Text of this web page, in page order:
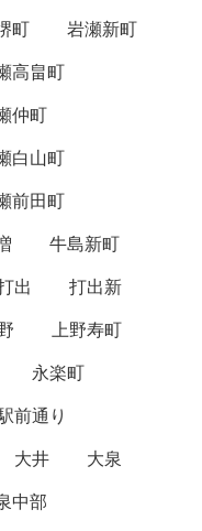
町
岩瀬新町
高畠町
仲町
白山町
前田町
牛島新町
出
打出新
上野寿町
永楽町
前通り
大井
大泉
中部